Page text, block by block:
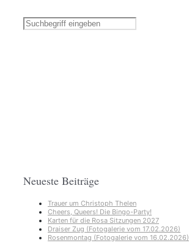
Neueste Beiträge
Trauer um Christoph Thelen
Cheers, Queers! Die Bingo-Party!
Karten für die Rosa Sitzungen 2027
Draiser Zug (Fotogalerie vom 17.02.2026)
Rosenmontag (Fotogalerie vom 16.02.2026)